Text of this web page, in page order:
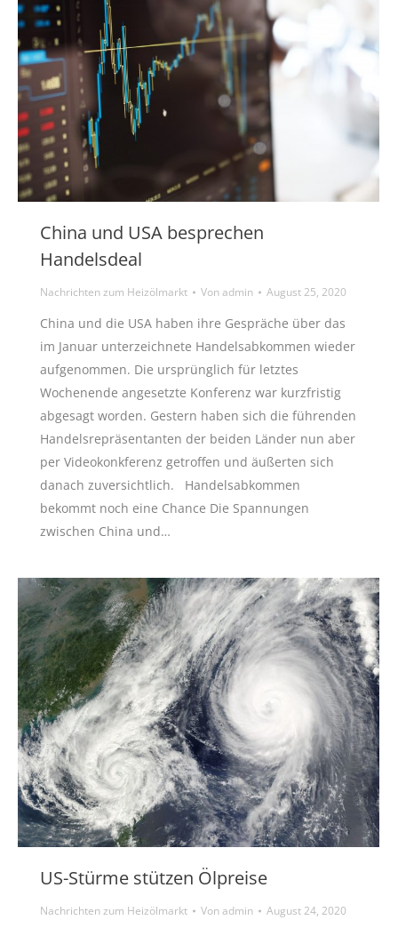
China und USA besprechen
Handelsdeal
Nachrichten zum Heizölmarkt Vonadmin August 25, 2020
China und die USA haben ihre Gespräche über das
im Januar unterzeichnete Handelsabkommen wieder
aufgenommen. Die ursprünglich für letztes
Wochenende angesetzte Konferenz war kurzfristig
abgesagt worden. Gestern haben sich die führenden
Handelsrepräsentanten der beiden Länder nun aber
per Videokonkferenz getroffen und äußerten sich
danach zuversichtlich. Handelsabkommen
bekommt noch eine Chance Die Spannungen
zwischen China und…
US-Stürme stützen Ölpreise
Nachrichten zum Heizölmarkt Vonadmin August 24, 2020